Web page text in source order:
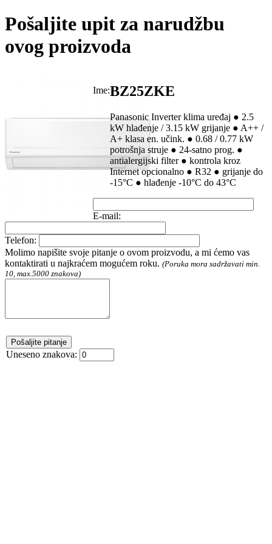
Pošaljite upit za narudžbu
ovog proizvoda
BZ25ZKE
Panasonic Inverter klima uređaj ● 2.5
kW hlađenje / 3.15 kW grijanje ● A++ /
A+ klasa en. učink. ● 0.68 / 0.77 kW
potrošnja struje ● 24-satno prog. ●
antialergijski filter ● kontrola kroz
Internet opcionalno ● R32 ● grijanje do
-15°C ● hlađenje -10°C do 43°C
Ime:
E-mail:
Telefon:
Molimo napišite svoje pitanje o ovom proizvodu, a mi ćemo vas
kontaktirati u najkraćem mogućem roku. (Poruka mora sadržavati min.
10, max.5000 znakova)
Uneseno znakova: